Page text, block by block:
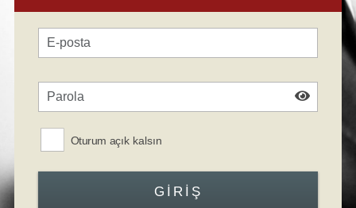
Oturum açık kalsın
GIRIŞ